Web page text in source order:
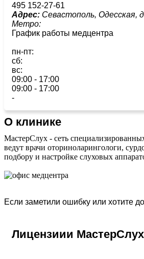
495 152-27-61
Адрес: Севастополь, Одесская,
Метро:
График работы медцентра
пн-пт:
сб:
вс:
09:00 - 17:00
09:00 - 17:00
-
О клинике
МастерСлух - сеть
ведут врачи оториноларингологи,
подбору и настройке слуховых
Если заметили ошибку или хотите
Лицензиии